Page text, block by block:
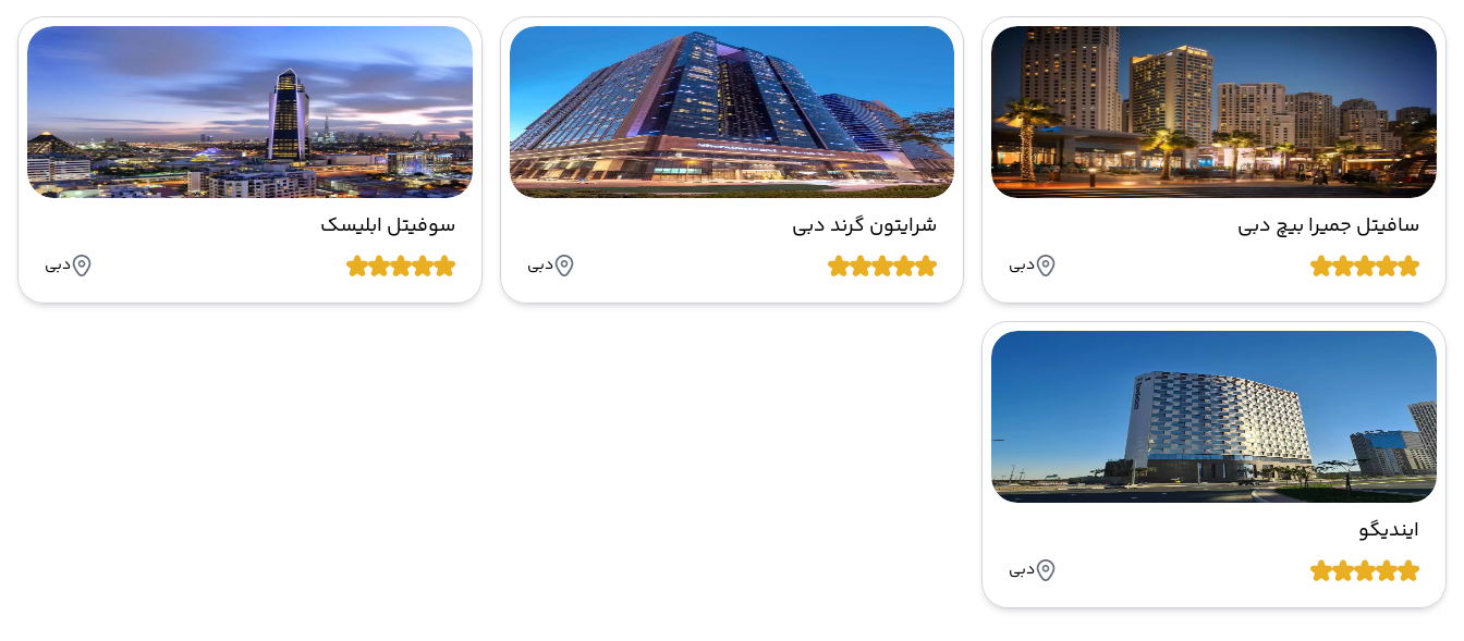
سافیتل جمیرا بیچ دبی
دبی
شرایتون گرند دبی
دبی
سوفیتل ابلیسک
دبی
ایندیگو
دبی